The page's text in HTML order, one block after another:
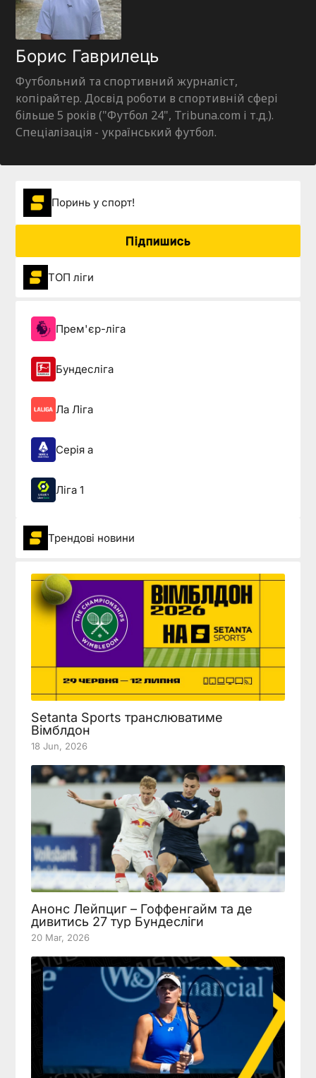
Борис Гаврилець
Футбольний та спортивний журналіст,
копірайтер. Досвід роботи в спортивній сфері
більше 5 років ("Футбол 24", Tribuna.com і т.д.).
Спеціалізація - український футбол.
Поринь у спорт!
Підпишись
ТОП ліги
Прем'єр-ліга
Бундесліга
Ла Ліга
Серія а
Ліга 1
Трендові новини
Setanta Sports транслюватиме
Вімблдон
18 Jun, 2026
Анонс Лейпциг – Гоффенгайм та де
дивитись 27 тур Бундесліги
20 Mar, 2026